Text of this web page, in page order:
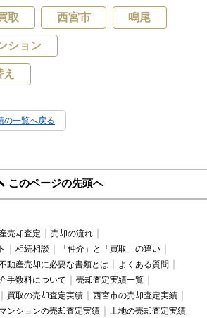
取 西宮市 鳴尾
ション
の一覧へ戻る
このページの先頭へ
売却査定
売却の流れ
相続相談
「仲介」と「買取」の違い
動産売却に必要な書類とは
よくある質問
手数料について
売却査定実績一覧
買取の売却査定実績
西宮市の売却査定実績
マンションの売却査定実績 土地の売却査定実績